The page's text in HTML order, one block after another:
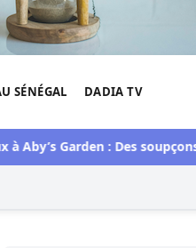
SÉNÉGAL DADIA TV
Garden : Des soupçons